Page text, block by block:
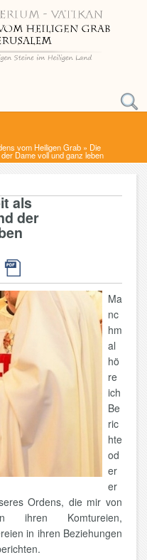
vom Heiligen Grab » Die
Dame voll und ganz leben
als
der
Ma
nc
hm
al
hö
re
ich
Be
ric
hte
od
er
er
Ordens, die mir von
ihren Komtureien,
in ihren Beziehungen